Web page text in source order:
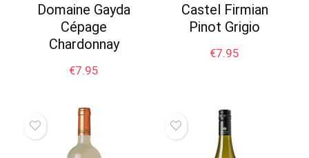
Domaine Gayda
Cépage
Chardonnay
€7.95
Castel Firmian
Pinot Grigio
€7.95